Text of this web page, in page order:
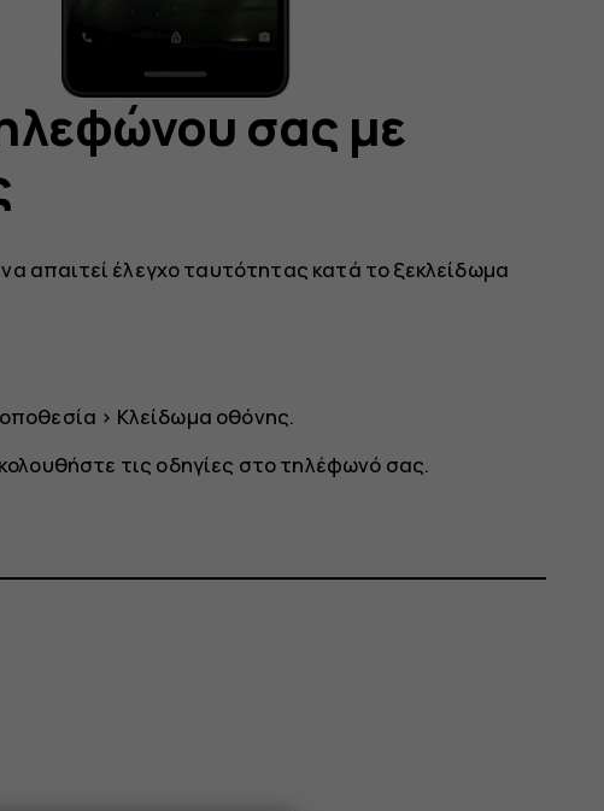
σας με
απαιτεί έλεγχο ταυτότητας κατά το ξεκλείδωμα
> Κλείδωμα οθόνης.
τις οδηγίες στο τηλέφωνό σας.